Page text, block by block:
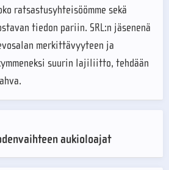
ratsastusyhteisöömme sekä
tiedon pariin. SRL:n jäsenenä
merkittävyyteen ja
suurin lajiliitto, tehdään
aukioloajat